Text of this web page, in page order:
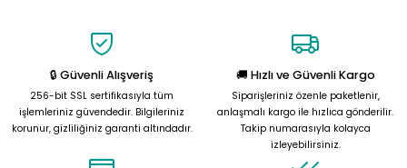
Görüş ve önerileriniz için teşekkür ederiz.
Ürün resmi kalitesiz, bozuk veya görüntülenemiyor.
Ürün açıklamasında eksik bilgiler bulunuyor.
Ürün bilgilerinde hatalar bulunuyor.
Ürün fiyatı diğer sitelerden daha pahalı.
🔒 Güvenli Alışveriş
256-bit SSL sertifikasıyla tüm
işlemleriniz güvendedir. Bilgileriniz
korunur, gizliliğiniz garanti altındadır.
🚚 Hızlı ve Güvenli Kargo
Siparişleriniz özenle paketlenir,
anlaşmalı kargo ile hızlıca gönderilir.
Takip numarasıyla kolayca
izleyebilirsiniz.